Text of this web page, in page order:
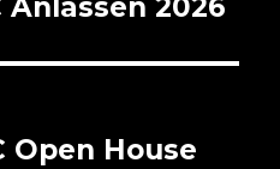
Anlassen 2026
Open House